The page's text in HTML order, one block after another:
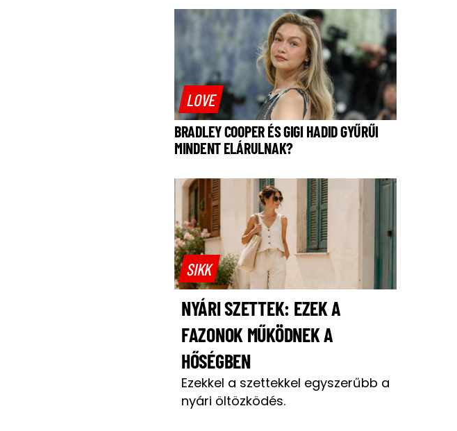
LOVE
BRADLEY COOPER ÉS GIGI HADID GYŰRŰI
MINDENT ELÁRULNAK?
SIKK
NYÁRI SZETTEK: EZEK A
FAZONOK MŰKÖDNEK A
HŐSÉGBEN
Ezekkel a szettekkel egyszerűbb a
nyári öltözködés.